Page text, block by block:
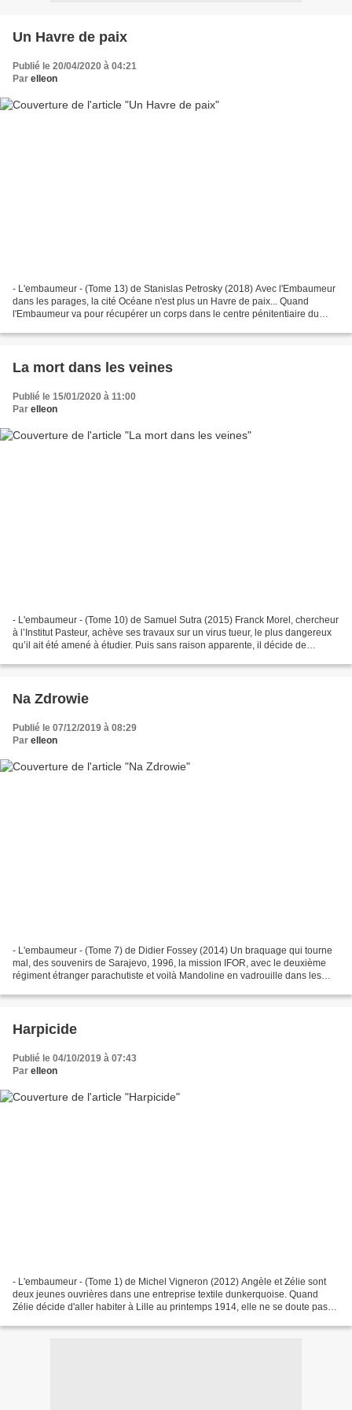
Un Havre de paix
Publié le 20/04/2020 à 04:21
Par elleon
- L'embaumeur - (Tome 13) de Stanislas Petrosky (2018) Avec l'Embaumeur
dans les parages, la cité Océane n'est plus un Havre de paix... Quand
l'Embaumeur va pour récupérer un corps dans le centre pénitentiaire du
La mort dans les veines
Publié le 15/01/2020 à 11:00
Par elleon
- L'embaumeur - (Tome 10) de Samuel Sutra (2015) Franck Morel, chercheur
à l’Institut Pasteur, achève ses travaux sur un virus tueur, le plus dangereux
qu’il ait été amené à étudier. Puis sans raison apparente, il décide de
Na Zdrowie
Publié le 07/12/2019 à 08:29
Par elleon
- L'embaumeur - (Tome 7) de Didier Fossey (2014) Un braquage qui tourne
mal, des souvenirs de Sarajevo, 1996, la mission IFOR, avec le deuxième
régiment étranger parachutiste et voilà Mandoline en vadrouille dans les
Harpicide
Publié le 04/10/2019 à 07:43
Par elleon
- L'embaumeur - (Tome 1) de Michel Vigneron (2012) Angèle et Zélie sont
deux jeunes ouvrières dans une entreprise textile dunkerquoise. Quand
Zélie décide d'aller habiter à Lille au printemps 1914, elle ne se doute pas